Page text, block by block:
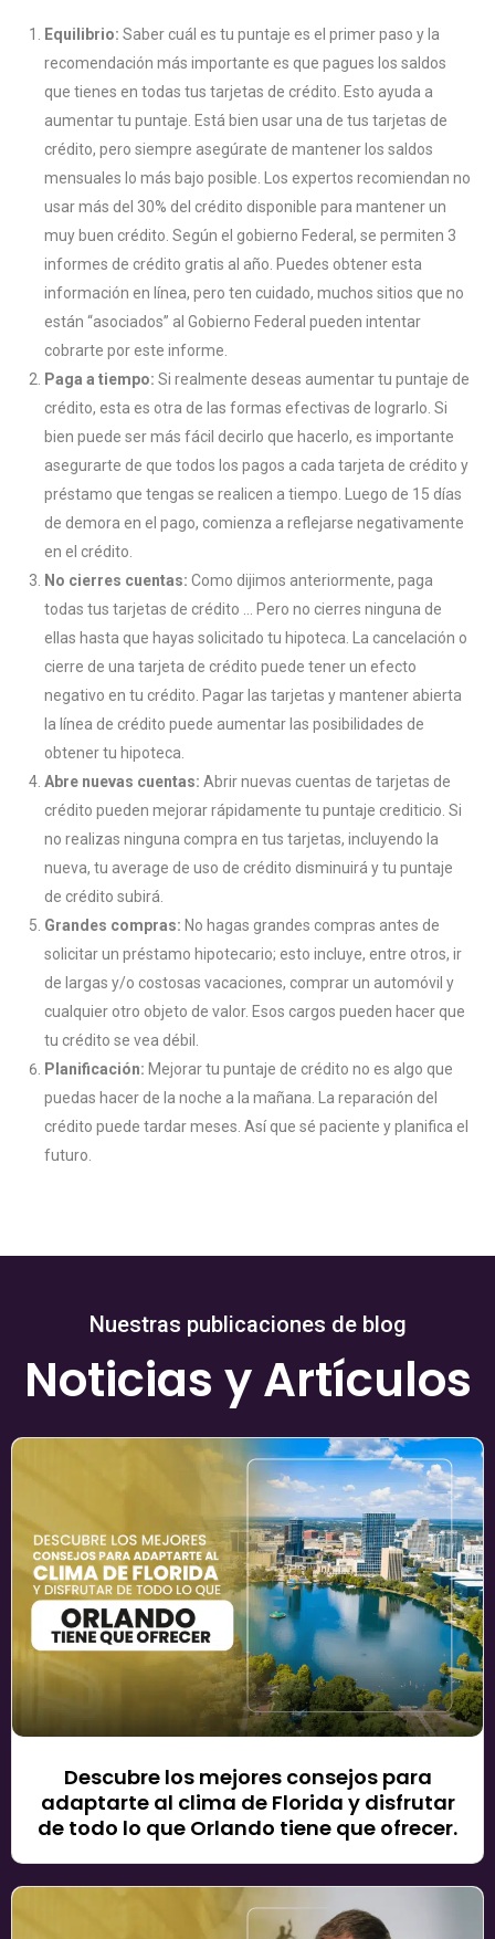
Equilibrio: Saber cuál es tu puntaje es el primer paso y la
recomendación más importante es que pagues los saldos
que tienes en todas tus tarjetas de crédito. Esto ayuda a
aumentar tu puntaje. Está bien usar una de tus tarjetas de
crédito, pero siempre asegúrate de mantener los saldos
mensuales lo más bajo posible. Los expertos recomiendan no
usar más del 30% del crédito disponible para mantener un
muy buen crédito. Según el gobierno Federal, se permiten 3
informes de crédito gratis al año. Puedes obtener esta
información en línea, pero ten cuidado, muchos sitios que no
están “asociados” al Gobierno Federal pueden intentar
cobrarte por este informe.
Paga a tiempo: Si realmente deseas aumentar tu puntaje de
crédito, esta es otra de las formas efectivas de lograrlo. Si
bien puede ser más fácil decirlo que hacerlo, es importante
asegurarte de que todos los pagos a cada tarjeta de crédito y
préstamo que tengas se realicen a tiempo. Luego de 15 días
de demora en el pago, comienza a reflejarse negativamente
en el crédito.
No cierres cuentas: Como dijimos anteriormente, paga
todas tus tarjetas de crédito … Pero no cierres ninguna de
ellas hasta que hayas solicitado tu hipoteca. La cancelación o
cierre de una tarjeta de crédito puede tener un efecto
negativo en tu crédito. Pagar las tarjetas y mantener abierta
la línea de crédito puede aumentar las posibilidades de
obtener tu hipoteca.
Abre nuevas cuentas: Abrir nuevas cuentas de tarjetas de
crédito pueden mejorar rápidamente tu puntaje crediticio. Si
no realizas ninguna compra en tus tarjetas, incluyendo la
nueva, tu average de uso de crédito disminuirá y tu puntaje
de crédito subirá. ​
Grandes compras: No hagas grandes compras antes de
solicitar un préstamo hipotecario; esto incluye, entre otros, ir
de largas y/o costosas vacaciones, comprar un automóvil y
cualquier otro objeto de valor. Esos cargos pueden hacer que
tu crédito se vea débil.
Planificación: Mejorar tu puntaje de crédito no es algo que
puedas hacer de la noche a la mañana. La reparación del
crédito puede tardar meses. Así que sé paciente y planifica el
futuro.
Nuestras publicaciones de blog
Noticias y Artículos
Descubre los mejores consejos para
adaptarte al clima de Florida y disfrutar
de todo lo que Orlando tiene que ofrecer.